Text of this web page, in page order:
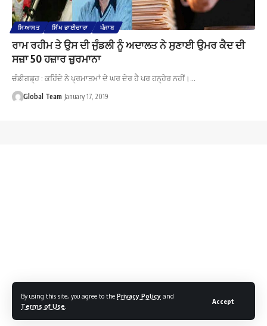
By using this site, you agree to the Privacy Policy and
Terms of Use
Accept
ਸਿਆਸਤ ਸਿੱਖ ਭਾਈਚਾਰਾ ਪੰਜਾਬ
ਰਾਮ ਰਹੀਮ ਤੇ ਉਸ ਦੀ ਜੁੰਡਲੀ ਨੂੰ ਅਦਾਲਤ ਨੇ ਸੁਣਾਈ ਉਮਰ ਕੈਦ ਦੀ
ਸਜ਼ਾ 50 ਹਜ਼ਾਰ ਜ਼ੁਰਮਾਨਾ
ਚੰਡੀਗਡ੍ਹ : ਕਹਿੰਦੇ ਨੇ ਪ੍ਰਮਾਤਮਾਂ ਦੇ ਘਰ ਦੇਰ ਹੈ ਪਰ ਹਨ੍ਹੇਰ ਨਹੀਂ।…
Global Team January 17, 2019